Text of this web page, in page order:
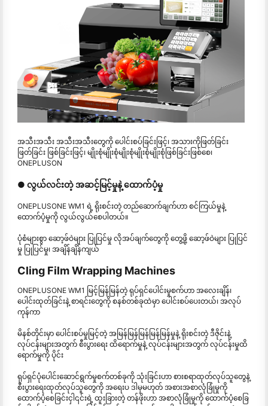
အသီးအသီး အသီးအသီးတွေကို ပေါင်းစပ်ခြင်းဖြင့်၊ အသားကိုဖြတ်ခြင်း
ဖြတ်ခြင်း ဖြစ်ခြင်းဖြင့်၊ မျိုးစုံမျိုးစုံမျိုးစုံမျိုးစုံမျိုးစုံဖြစ်ခြင်းဖြစ်စေ၊
ONEPLUSON
● လွယ်လင်းတဲ့ အဆင့်မြင့်မှုနဲ့ ထောက်ပံ့မှု
ONEPLUSONE WM1 ရဲ့ ရိုးစင်းတဲ့ တည်ဆောက်ချက်ဟာ စင်ကြယ်မှုနဲ့
ထောက်ပံ့မှုကို လွယ်လွယ်စေပါတယ်။
ပုံစံများစွာ ဆော့ဖ်ဝဲများ ပြုပြင်မှု လိုအပ်ချက်တွေကို တွေ့ဖို့ ဆော့ဖ်ဝဲများ ပြုပြင်
မှု ပြုပြင်မှု၊ အချိန်ချိန်ကျယ်
Cling Film Wrapping Machines
ONEPLUSONE WM1 မြင့်မြန်မြန်တဲ့ ရုပ်ရှင်ပေါင်းမှုစက်ဟာ အလေးချိန်၊
ပေါင်းထုတ်ခြင်းနဲ့ စာရင်းတွေကို စနစ်တစ်ခုထဲမှာ ပေါင်းစပ်ပေးတယ်၊ အလုပ်
ကုန်ကာ
မိနစ်တိုင်းမှာ ပေါင်းစပ်မှုမြင့်တဲ့ အမြန်မြန်မြန်မြန်မြန်မှုနဲ့ ရိုးစင်းတဲ့ ဒီဇိုင်းနဲ့
လုပ်ငန်းများအတွက် စီးပွားရေး ထိရောက်မှုနဲ့ လုပ်ငန်းများအတွက် လုပ်ငန်းမှုထိ
ရောက်မှုကို ပိုင်း
ရုပ်ရှင်ပုံပေါင်းဆောင်ရွက်မှုစက်တစ်ခုကို သုံးခြင်းဟာ စားစရာထုတ်လုပ်သူတွေနဲ့
စီးပွားရေးထုတ်လုပ်သူတွေကို အရေးပ ဒါမှမဟုတ် အစားအစာလုံခြုံမှုကို
ထောက်ပံ့စေခြင်းငှါ၎င်းရဲ့ ထူးခြားတဲ့ တန်ဖိုးဟာ အစာလုံခြုံမှုကို ထောက်ပံ့စေခြ